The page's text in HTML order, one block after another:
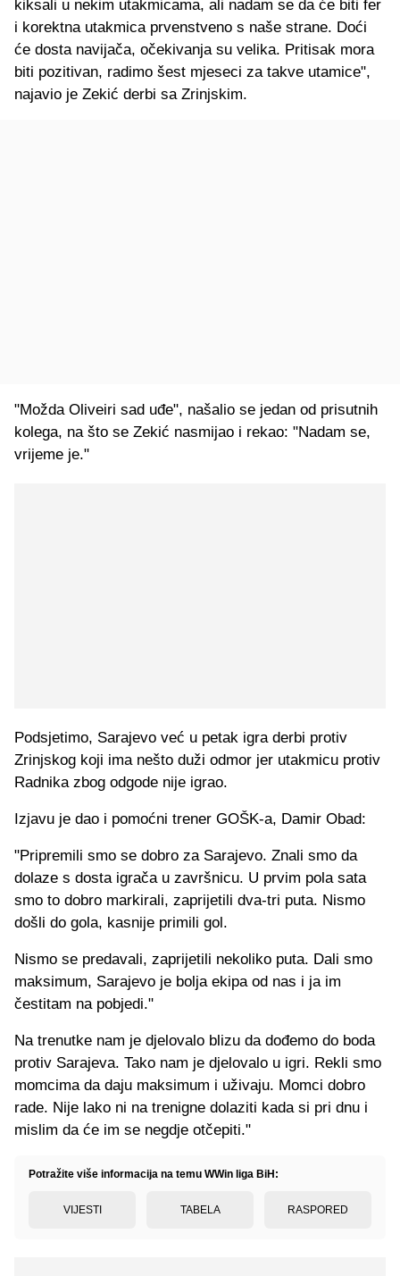
kiksali u nekim utakmicama, ali nadam se da će biti fer
i korektna utakmica prvenstveno s naše strane. Doći
će dosta navijača, očekivanja su velika. Pritisak mora
biti pozitivan, radimo šest mjeseci za takve utamice",
najavio je Zekić derbi sa Zrinjskim.
"Možda Oliveiri sad uđe", našalio se jedan od prisutnih
kolega, na što se Zekić nasmijao i rekao: "Nadam se,
vrijeme je."
Podsjetimo, Sarajevo već u petak igra derbi protiv
Zrinjskog koji ima nešto duži odmor jer utakmicu protiv
Radnika zbog odgode nije igrao.
Izjavu je dao i pomoćni trener GOŠK-a, Damir Obad:
"Pripremili smo se dobro za Sarajevo. Znali smo da
dolaze s dosta igrača u završnicu. U prvim pola sata
smo to dobro markirali, zaprijetili dva-tri puta. Nismo
došli do gola, kasnije primili gol.
Nismo se predavali, zaprijetili nekoliko puta. Dali smo
maksimum, Sarajevo je bolja ekipa od nas i ja im
čestitam na pobjedi."
Na trenutke nam je djelovalo blizu da dođemo do boda
protiv Sarajeva. Tako nam je djelovalo u igri. Rekli smo
momcima da daju maksimum i uživaju. Momci dobro
rade. Nije lako ni na trenigne dolaziti kada si pri dnu i
mislim da će im se negdje otčepiti."
Potražite više informacija na temu WWin liga BiH:
VIJESTI TABELA RASPORED